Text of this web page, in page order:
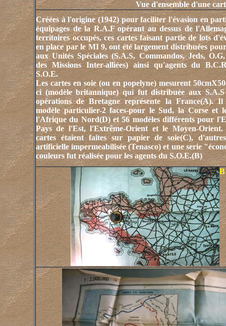
Vue d'ensemble d'une
Créées à l'origine (1942) pour faciliter l'évasion en
équipages de la R.A.F opérant au dessus de
territoires occupés, ces cartes faisant partie de lots
en place par le MI 9, ont été largement distribuées
aux Unités Spéciales (S.A.S, Commandos, Jeds,
des Missions Inter-alliées) ainsi qu'agents du
S.O.E.
Les cartes en soie (ou en popelyne) mesurent
ci (modèle britannique) qui fut distribuée aux
opérations de Bretagne représente la France(A). Il
modèle particulier-2 faces-pour le Sud, la Corse et
l'Afrique du Nord(D) et 56 modèles différents pour
Pays de l'Est, l'Extrême-Orient et le Moyen-Orient.
cartes étaient faites sur papier de soie(C),
artificielle impermeabilisée (Tenasco) et une serie
couleurs fut réalisée pour les agents du S.O.E.(B)
B